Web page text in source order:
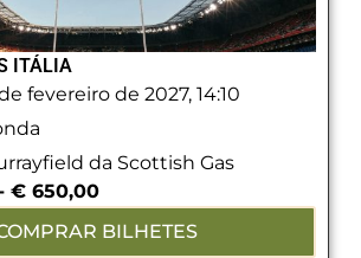
ITÁLIA
fevereiro de 2027, 14:10
da Scottish Gas
€650,00
BILHETES